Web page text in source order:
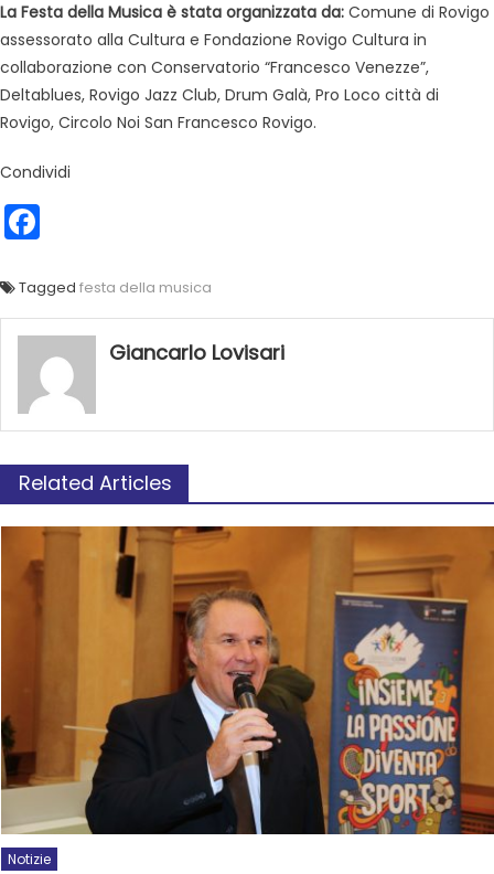
La Festa della Musica è stata organizzata da: Comune di Rovigo
assessorato alla Cultura e Fondazione Rovigo Cultura in
collaborazione con Conservatorio “Francesco Venezze”,
Deltablues, Rovigo Jazz Club, Drum Galà, Pro Loco città di
Rovigo, Circolo Noi San Francesco Rovigo.
Condividi
Tagged festa della musica
Giancarlo Lovisari
Related Articles
Notizie